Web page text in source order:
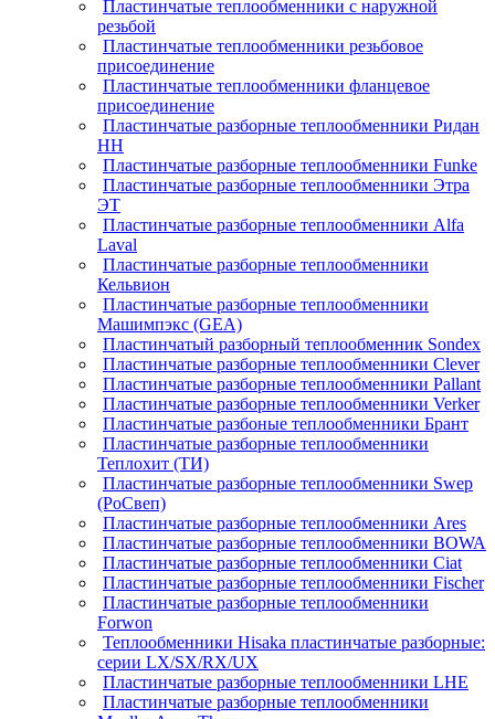
Пластинчатые теплообменники с наружной
резьбой
Пластинчатые теплообменники резьбовое
присоединение
Пластинчатые теплообменники фланцевое
присоединение
Пластинчатые разборные теплообменники Ридан
НН
Пластинчатые разборные теплообменники Funke
Пластинчатые разборные теплообменники Этра
ЭТ
Пластинчатые разборные теплообменники Alfa
Laval
Пластинчатые разборные теплообменники
Кельвион
Пластинчатые разборные теплообменники
Машимпэкс (GEA)
Пластинчатый разборный теплообменник Sondex
Пластинчатые разборные теплообменники Clever
Пластинчатые разборные теплообменники Pallant
Пластинчатые разборные теплообменники Verker
Пластинчатые разбоные теплообменники Брант
Пластинчатые разборные теплообменники
Теплохит (ТИ)
Пластинчатые разборные теплообменники Swep
(РоСвеп)
Пластинчатые разборные теплообменники Ares
Пластинчатые разборные теплообменники BOWA
Пластинчатые разборные теплообменники Ciat
Пластинчатые разборные теплообменники Fischer
Пластинчатые разборные теплообменники
Forwon
Теплообменники Hisaka пластинчатые разборные:
серии LX/SX/RX/UX
Пластинчатые разборные теплообменники LHE
Пластинчатые разборные теплообменники